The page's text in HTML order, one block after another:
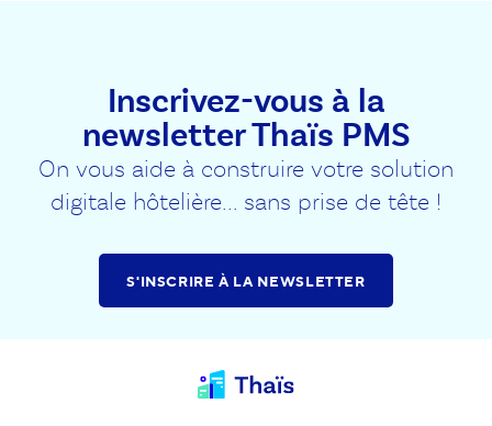
Inscrivez-vous à la
newsletter Thaïs PMS
On vous aide à construire votre solution
digitale hôtelière... sans prise de tête !
S'INSCRIRE À LA NEWSLETTER